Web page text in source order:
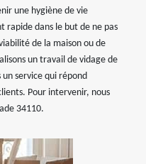
une hygiène de vie
rapide dans le but de ne pas
de la maison ou de
un travail de vidage de
service qui répond
Pour intervenir, nous
34110.